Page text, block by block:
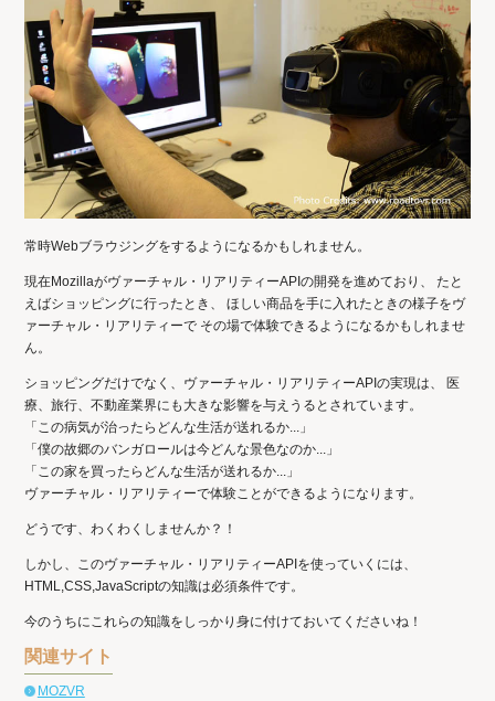
常時Webブラウジングをするようになるかもしれません。
現在Mozillaがヴァーチャル・リアリティーAPIの開発を進めており、 たと
えばショッピングに行ったとき、 ほしい商品を手に入れたときの様子をヴ
ァーチャル・リアリティーで その場で体験できるようになるかもしれませ
ん。
ショッピングだけでなく、ヴァーチャル・リアリティーAPIの実現は、 医
療、旅行、不動産業界にも大きな影響を与えうるとされています。
「この病気が治ったらどんな生活が送れるか...」
「僕の故郷のバンガロールは今どんな景色なのか...」
「この家を買ったらどんな生活が送れるか...」
ヴァーチャル・リアリティーで体験ことができるようになります。
どうです、わくわくしませんか？！
しかし、このヴァーチャル・リアリティーAPIを使っていくには、
HTML,CSS,JavaScriptの知識は必須条件です。
今のうちにこれらの知識をしっかり身に付けておいてくださいね！
関連サイト
MOZVR